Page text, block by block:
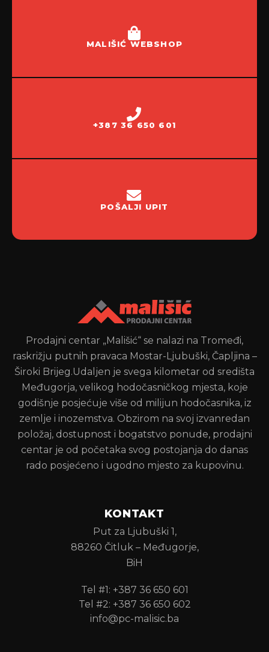
MALIŠIĆ WEBSHOP
+387 36 650 601
POŠALJI UPIT
Prodajni centar „Mališić“ se nalazi na Tromeđi,
raskrižju putnih pravaca Mostar-Ljubuški, Čapljina –
Široki Brijeg.Udaljen je svega kilometar od središta
Međugorja, velikog hodočasničkog mjesta, koje
godišnje posjećuje više od milijun hodočasnika, iz
zemlje i inozemstva. Obzirom na svoj izvanredan
položaj, dostupnost i bogatstvo ponude, prodajni
centar je od početaka svog postojanja do danas
rado posjećeno i ugodno mjesto za kupovinu.
KONTAKT
Put za Ljubuški 1,
88260 Čitluk – Međugorje,
BiH
Tel #1: +387 36 650 601
Tel #2: +387 36 650 602
info@pc-malisic.ba